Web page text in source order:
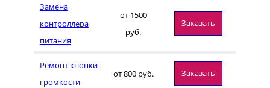
Замена
контроллера
питания
от 1500
руб.
Заказать
Ремонт кнопки
громкости
от 800 руб. Заказать